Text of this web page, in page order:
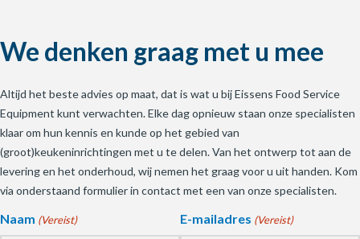
We denken graag met u mee
Altijd het beste advies op maat, dat is wat u bij Eissens Food Service
Equipment kunt verwachten. Elke dag opnieuw staan onze specialisten
klaar om hun kennis en kunde op het gebied van
(groot)keukeninrichtingen met u te delen. Van het ontwerp tot aan de
levering en het onderhoud, wij nemen het graag voor u uit handen. Kom
via onderstaand formulier in contact met een van onze specialisten.
Naam (Vereist) E-mailadres (Vereist)